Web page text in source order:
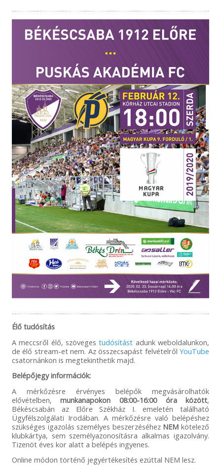
Élő tudósítás
A meccsről élő, szövegestudósítást adunk weboldalunkon,
de élő stream-et nem. Az összecsapást felvételrőlYouTube
csatornánkon is megtekinthetik majd.
Belépőjegy információk:
A mérkőzésre érvényes belépők megvásárolhatók
elővételben,munkanapokon 08:00-16:00 óra között,
Békéscsabán az Előre Székház I. emeletén található
Ügyfélszolgálati Irodában. A mérkőzésre való belépéshez
szükséges igazolás személyes beszerzéséhez NEMkötelező
klubkártya, sem személyazonosításra alkalmas igazolvány.
Tizenöt éves kor alatt a belépés ingyenes.
Online módon történő jegyértékesítés ezúttal NEM lesz.